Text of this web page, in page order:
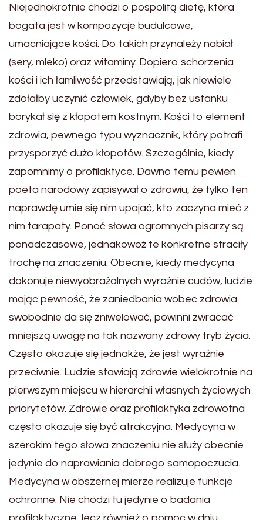
Niejednokrotnie chodzi o pospolitą dietę, która
bogata jest w kompozycje budulcowe,
umacniające kości. Do takich przynależy nabiał
(sery, mleko) oraz witaminy. Dopiero schorzenia
kości i ich łamliwość przedstawiają, jak niewiele
zdołałby uczynić człowiek, gdyby bez ustanku
borykał się z kłopotem kostnym. Kości to element
zdrowia, pewnego typu wyznacznik, który potrafi
przysporzyć dużo kłopotów. Szczególnie, kiedy
zapomnimy o profilaktyce. Dawno temu pewien
poeta narodowy zapisywał o zdrowiu, że tylko ten
naprawdę umie się nim upajać, kto zaczyna mieć z
nim tarapaty. Ponoć słowa ogromnych pisarzy są
ponadczasowe, jednakowoż te konkretne straciły
trochę na znaczeniu. Obecnie, kiedy medycyna
dokonuje niewyobrażalnych wyraźnie cudów, ludzie
mając pewność, że zaniedbania wobec zdrowia
swobodnie da się zniwelować, powinni zwracać
mniejszą uwagę na tak nazwany zdrowy tryb życia.
Często okazuje się jednakże, że jest wyraźnie
przeciwnie. Ludzie stawiają zdrowie wielokrotnie na
pierwszym miejscu w hierarchii własnych życiowych
priorytetów. Zdrowie oraz profilaktyka zdrowotna
często okazuje się być atrakcyjna. Medycyna w
szerokim tego słowa znaczeniu nie służy obecnie
jedynie do naprawiania dobrego samopoczucia.
Medycyna w obszernej mierze realizuje funkcje
ochronne. Nie chodzi tu jedynie o badania